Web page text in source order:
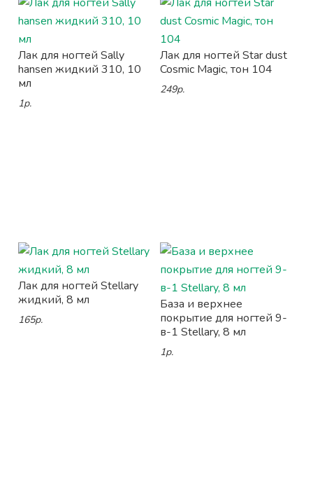
Лак для ногтей Sally
hansen жидкий 310, 10
мл
1р.
Лак для ногтей Star dust
Cosmic Magic, тон 104
249р.
Лак для ногтей Stellary
жидкий, 8 мл
165р.
База и верхнее
покрытие для ногтей 9-
в-1 Stellary, 8 мл
1р.